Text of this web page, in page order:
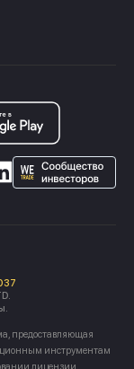
предоставляющая
инструментам
лицензии,